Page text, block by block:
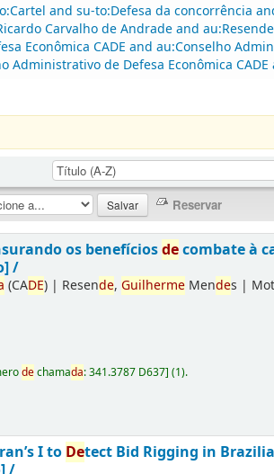
and su-to:Defesa da concorrência
Carvalho de Andrade and
Econômica CADE and au:Conselho
Administrativo de Defesa Econômica
os benefíciosdecombate à
/
(CADE) | Resende,Guilherme Mendes |
dechamada:341.3787 D637](1).
I to Detect Bid Rigging in